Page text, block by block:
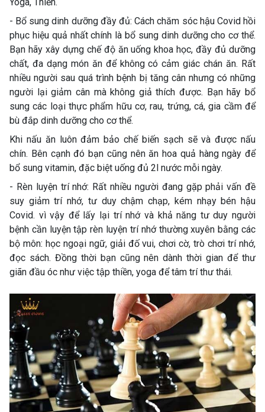
- Bổ sung dinh dưỡng đầy đủ: Cách chăm sóc hậu Covid hồi
phục hiệu quả nhất chính là bổ sung dinh dưỡng cho cơ thể.
Bạn hãy xây dựng chế độ ăn uống khoa học, đầy đủ dưỡng
chất, đa dạng món ăn để không có cảm giác chán ăn. Rất
nhiều người sau quá trình bệnh bị tăng cân nhưng có những
người lại giảm cân mà không giả thích được. Bạn hãy bổ
sung các loại thực phẩm hữu cơ, rau, trứng, cá, gia cầm để
bù đắp dinh dưỡng cho cơ thể.
Khi nấu ăn luôn đảm bảo chế biến sạch sẽ và được nấu
chín. Bên cạnh đó bạn cũng nên ăn hoa quả hàng ngày để
bổ sung vitamin, đặc biệt uống đủ 2l nước mỗi ngày.
- Rèn luyện trí nhớ: Rất nhiều người đang gặp phải vấn đề
suy giảm trí nhớ, tư duy chậm chạp, kém nhạy bén hậu
Covid. vì vậy để lấy lại trí nhớ và khả năng tư duy người
bệnh cần luyện tập rèn luyện trí nhớ thường xuyên bằng các
bộ môn: học ngoại ngữ, giải đố vui, chơi cờ, trò chơi trí nhớ,
đọc sách. Đồng thời bạn cũng nên dành thời gian để thư
giãn đầu óc như việc tập thiền, yoga để tâm trí thư thái.